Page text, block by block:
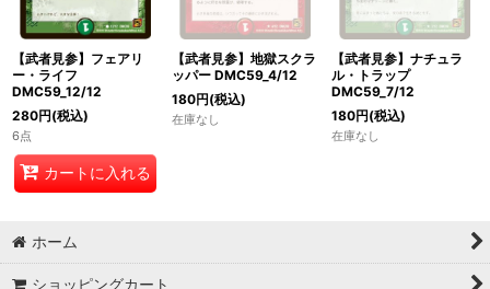
【武者見参】フェアリ
ー・ライフ
DMC59_12/12
280円(税込)
6点
カートに入れる
【武者見参】地獄スクラ
ッパー DMC59_4/12
180円(税込)
在庫なし
【武者見参】ナチュラ
ル・トラップ
DMC59_7/12
180円(税込)
在庫なし
ホーム
ショッピングカート